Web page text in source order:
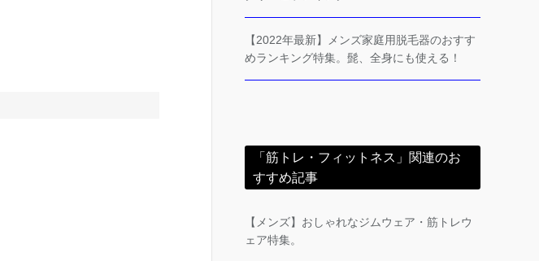
【2022年最新】メンズ家庭用脱毛器のおすす
めランキング特集。髭、全身にも使える！
「筋トレ・フィットネス」関連のお
すすめ記事
【メンズ】おしゃれなジムウェア・筋トレウ
ェア特集。